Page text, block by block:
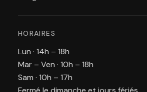
HORAIRES
Lun · 14h – 18h
Mar – Ven · 10h – 18h
Sam · 10h – 17h